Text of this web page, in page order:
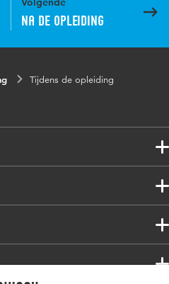
Na de opleiding
Tijdens de opleiding